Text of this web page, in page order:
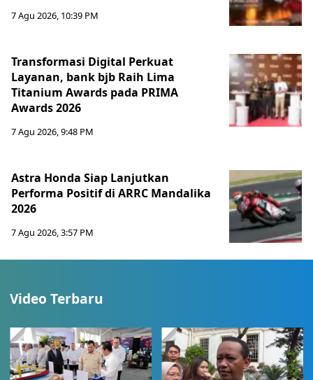
7 Agu 2026, 10:39 PM
Transformasi Digital Perkuat
Layanan, bank bjb Raih Lima
Titanium Awards pada PRIMA
Awards 2026
7 Agu 2026, 9:48 PM
Astra Honda Siap Lanjutkan
Performa Positif di ARRC Mandalika
2026
7 Agu 2026, 3:57 PM
Video Terbaru